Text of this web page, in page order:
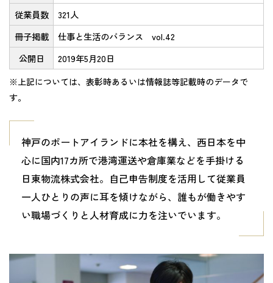
従業員数
321人
冊子掲載
仕事と生活のバランス vol.42
公開日
2019年5月20日
※上記については、表彰時あるいは情報誌等記載時のデータで
す。
神戸のポートアイランドに本社を構え、西日本を中
心に国内17カ所で港湾運送や倉庫業などを手掛ける
日東物流株式会社。自己申告制度を活用して従業員
一人ひとりの声に耳を傾けながら、誰もが働きやす
い職場づくりと人材育成に力を注いでいます。